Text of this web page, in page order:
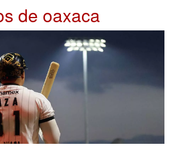
de oaxaca